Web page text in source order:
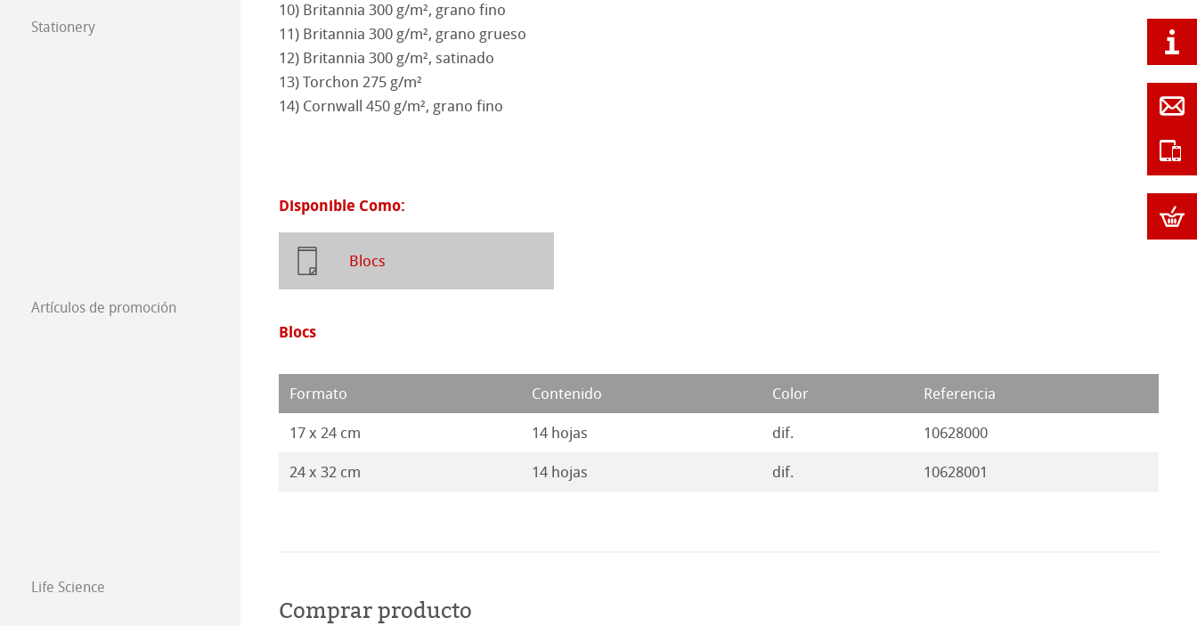
Papel Isométrico
Papeles para Diseño Stella
Co-Branding - Productos
Pinturas 2020
Pinturas 2019
Pinturas 2016
Stationery
FineNotes by Hahnemühle
Stationery FineArt
Artículos de promoción
Life Science
10) Britannia 300 g/m², grano fino
11) Britannia 300 g/m², grano grueso
12) Britannia 300 g/m², satinado
13) Torchon 275 g/m²
14) Cornwall 450 g/m², grano fino
Disponible Como:
Blocs
Blocs
Formato Contenido Color Referencia
17 x 24 cm 14 hojas dif. 10628000
24 x 32 cm 14 hojas dif. 10628001
Comprar producto